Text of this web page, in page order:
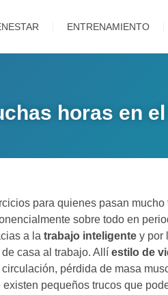
ENTRENAMIENTO
horas en el
para quienes pasan
sobre todo en
a la trabajo inteligente y por
casa al trabajo. Allí estilo de
pérdida de masa
pequeños trucos que